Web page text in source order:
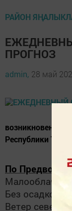
РАЙОН
ПРОГНОЗ
admin, 28 май
возникновения
Республики
По
Малооблачно.
Без осадков.
Ветер